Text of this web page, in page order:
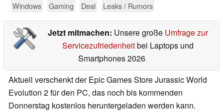
Windows Gaming Deal Leaks / Rumors
Jetzt mitmachen: Unsere große Umfrage zur
Servicezufriedenheitbei Laptops und
Smartphones 2026
Aktuell verschenkt der Epic Games Store Jurassic World
Evolution 2 für den PC, das noch bis kommenden
Donnerstag kostenlos heruntergeladen werden kann.